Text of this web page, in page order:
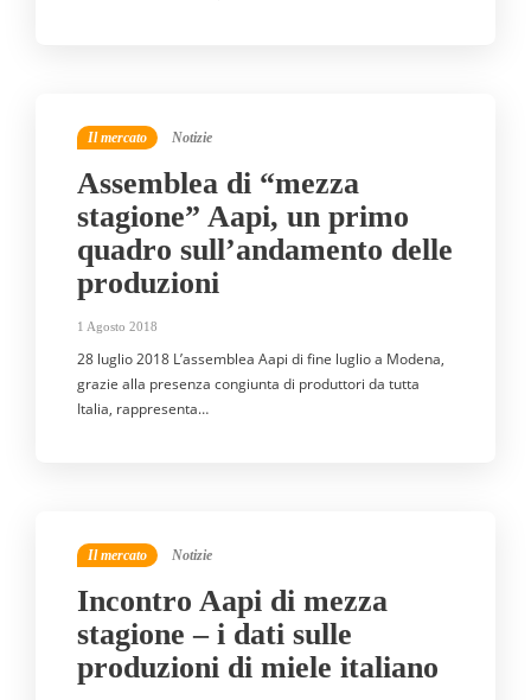
Il mercato Notizie
Assemblea di “mezza
stagione” Aapi, un primo
quadro sull’andamento delle
produzioni
1 Agosto 2018
28 luglio 2018 L’assemblea Aapi di fine luglio a Modena,
grazie alla presenza congiunta di produttori da tutta
Italia, rappresenta…
Il mercato Notizie
Incontro Aapi di mezza
stagione – i dati sulle
produzioni di miele italiano